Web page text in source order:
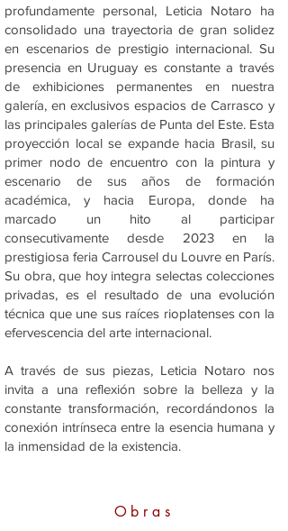
profundamente personal, Leticia Notaro ha
consolidado una trayectoria de gran solidez
en escenarios de prestigio internacional. Su
presencia en Uruguay es constante a través
de exhibiciones permanentes en nuestra
galería, en exclusivos espacios de Carrasco y
las principales galerías de Punta del Este. Esta
proyección local se expande hacia Brasil, su
primer nodo de encuentro con la pintura y
escenario de sus años de formación
académica, y hacia Europa, donde ha
marcado un hito al participar
consecutivamente desde 2023 en la
prestigiosa feria Carrousel du Louvre en París.
Su obra, que hoy integra selectas colecciones
privadas, es el resultado de una evolución
técnica que une sus raíces rioplatenses con la
efervescencia del arte internacional.
A través de sus piezas, Leticia Notaro nos
invita a una reflexión sobre la belleza y la
constante transformación, recordándonos la
conexión intrínseca entre la esencia humana y
la inmensidad de la existencia.
Obras